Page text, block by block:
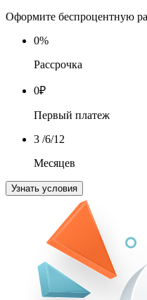
Оформите беспроцентную
0%
Рассрочка
0₽
Первый платеж
3 /6/12
Месяцев
Узнать условия